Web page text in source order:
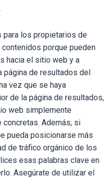
para los propietarios de
porque pueden
hacia el sitio web y a
página de resultados del
vez que se haya
de la página de resultados,
web simplemente
Además, si
pueda posicionarse más
de tráfico orgánico de los
esas palabras clave en
Asegúrate de utilizar el